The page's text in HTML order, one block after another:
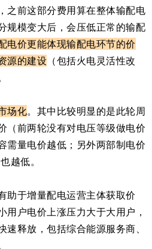
之前这部分费用算在整体输配电
规模变大后，会压低正常的输配
电价更能体现输配电环节的价
源的建设 （包括火电灵活性改
场化。其中比较明显的是此轮周
（前两轮没有对电压等级做电价
需量电价越低；另外两部制电价
越低。
助于增量配电运营主体获取价
用户电价上涨压力大于大用户，
释放，包括综合能源服务商、